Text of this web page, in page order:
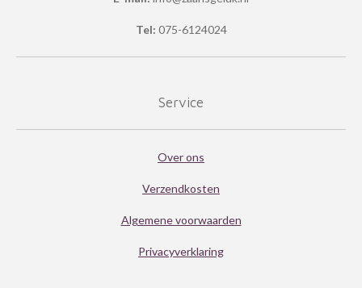
Tel: 075-6124024
Service
Over ons
Verzendkosten
Algemene voorwaarden
Privacyverklaring